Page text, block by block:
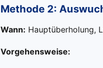
Methode 2:
Wann: Hauptüberholung,
Vorgehensweise: